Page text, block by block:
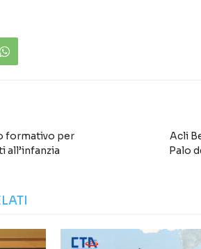
formativo per
all’infanzia
Acli
Palo